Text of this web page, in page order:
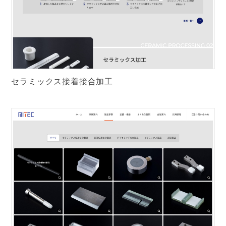
セラミックス接着接合加工